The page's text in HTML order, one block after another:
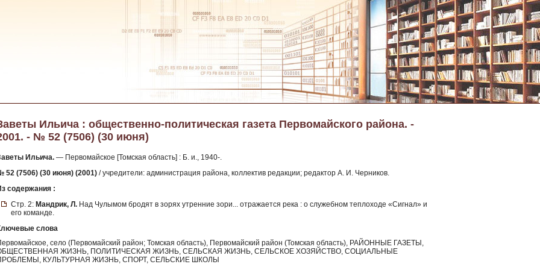
Ильича : общественно-политическая газета Первомайского района. -
- № 52 (7506) (30 июня)
Ильича. — Первомайское [Томская область] : Б. и., 1940-.
52 (7506) (30 июня) (2001) / учредители: администрация района, коллектив редакции; редактор А. И. Черников.
содержания :
Стр. 2: Мандрик, Л. Над Чулымом бродят в зорях утренние зори... отражается река : о служебном теплоходе «Сигнал» и
его команде.
слова
село (Первомайский район; Томская область), Первомайский район (Томская область), РАЙОННЫЕ ГАЗЕТЫ,
ЖИЗНЬ, ПОЛИТИЧЕСКАЯ ЖИЗНЬ, СЕЛЬСКАЯ ЖИЗНЬ, СЕЛЬСКОЕ ХОЗЯЙСТВО, СОЦИАЛЬНЫЕ
КУЛЬТУРНАЯ ЖИЗНЬ, СПОРТ, СЕЛЬСКИЕ ШКОЛЫ